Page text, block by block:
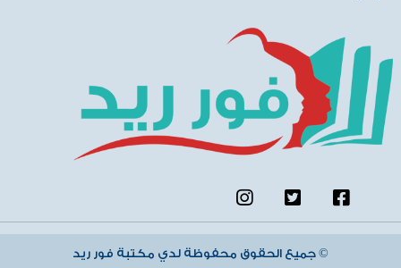
جميع الحقوق محفوظة لدي مكتبة فور ريد ©